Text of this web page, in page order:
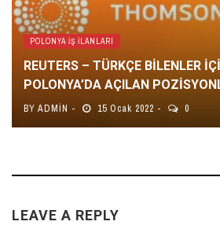
POLONYA İŞ İLANLARI
REUTERS – TÜRKÇE BİLENLER
POLONYA’DA AÇILAN
BY ADMIN 15 Ocak 2022 0
LEAVE A REPLY